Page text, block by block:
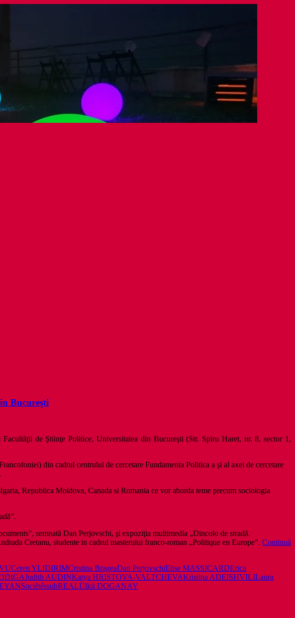
Bucureşti
Facultăţii de Ştiinţe Politice, Universitatea din Bucureşti (Str. Spiru Haret, nr. 8, sector 1,
din cadrul centrului de cercetare Fundamenta Politica a şi al axei de cercetare
Republica Moldova, Canada si Romania ce vor aborda teme precum sociologia
semnată Dan Perjovschi, şi expoziţia multimedia „Dincolo de stradă.
Cretanu, studente in cadrul masterului franco-roman „Politique en Europe”. Continuă
Ceren YLIDIRIMCristina BrageaDan PerjovschiElise MASSICARDErica
Judith AUDINKatya HRISTOVA-VALTCHEVAKristina ADEISHVILILaura
SociétéssubREALÜlkü DOGANAY